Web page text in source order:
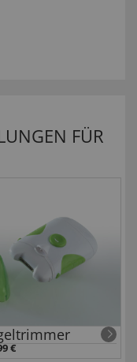
FÜR
€